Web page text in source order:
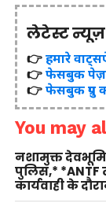
लेटेस्ट
👉हमारे
👉फेसबुक पेज़
👉फेसबुक ग्रुप
You may
नशामुक्त
पुलिस,* *ANTF
कार्यवाही के